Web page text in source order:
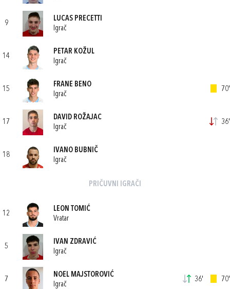
9
LUCAS PRECETTI
Igrač
14
PETAR KOŽUL
Igrač
15
FRANE BENO
Igrač
70'
17
DAVID ROŽAJAC
Igrač
36'
18
IVANO BUBNIČ
Igrač
PRIČUVNI IGRAČI
12
LEON TOMIĆ
Vratar
5
IVAN ZDRAVIĆ
Igrač
7
NOEL MAJSTOROVIĆ
Igrač
36' 70'